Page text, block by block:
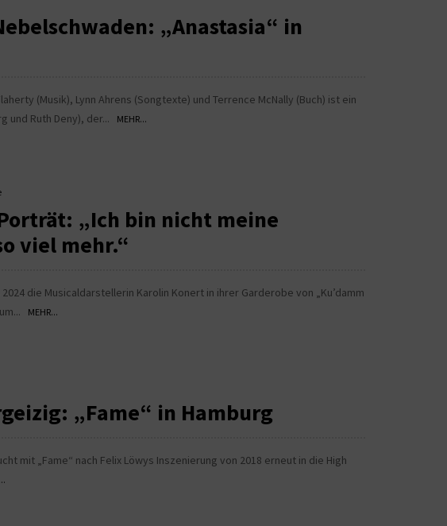
„Anastasia“ in
(Musik), Lynn Ahrens (Songtexte) und Terrence McNally (Buch) ist ein
und Ruth Deny), der...
MEHR...
„Ich bin nicht meine
viel mehr.“
die Musicaldarstellerin Karolin Konert in ihrer Garderobe von „Ku’damm
MEHR...
„Fame“ in Hamburg
mit „Fame“ nach Felix Löwys Inszenierung von 2018 erneut in die High